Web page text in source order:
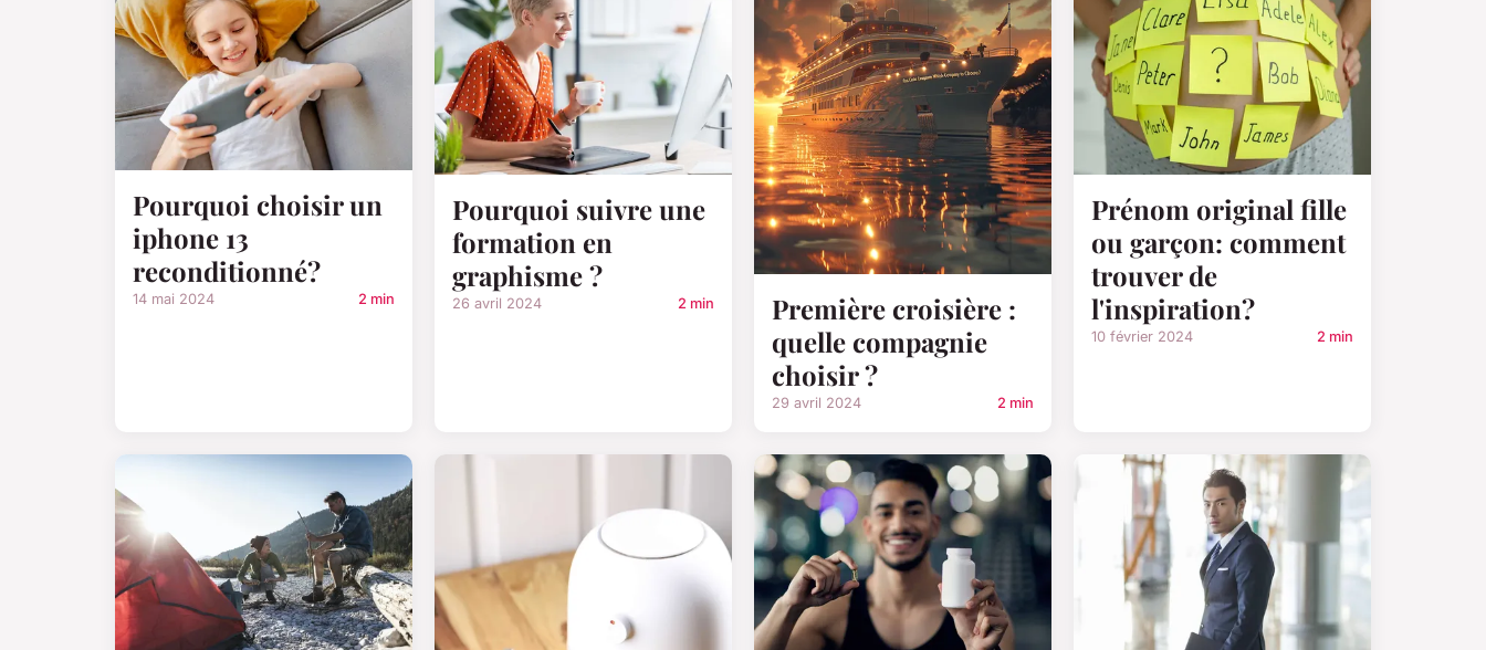
Pourquoi choisir un
iphone 13
reconditionné?
14 mai 2024 2 min
Pourquoi suivre une
formation en
graphisme ?
26 avril 2024 2 min
Première croisière :
quelle compagnie
choisir ?
29 avril 2024 2 min
Prénom original fille
ou garçon: comment
trouver de
l'inspiration?
10 février 2024 2 min